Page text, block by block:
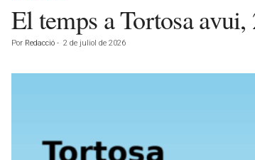
El temps a Tortosa
Por Redacció - 2 de juliol de 2026